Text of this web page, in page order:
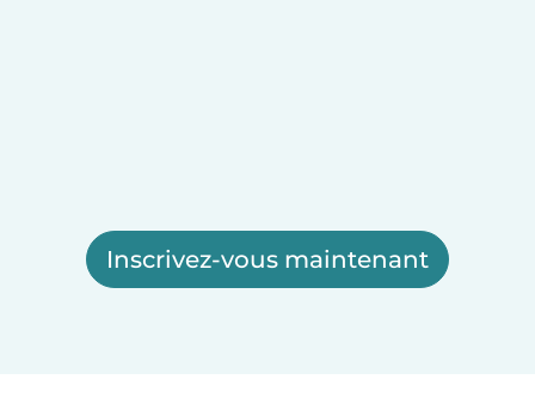
Inscrivez-vous maintenant